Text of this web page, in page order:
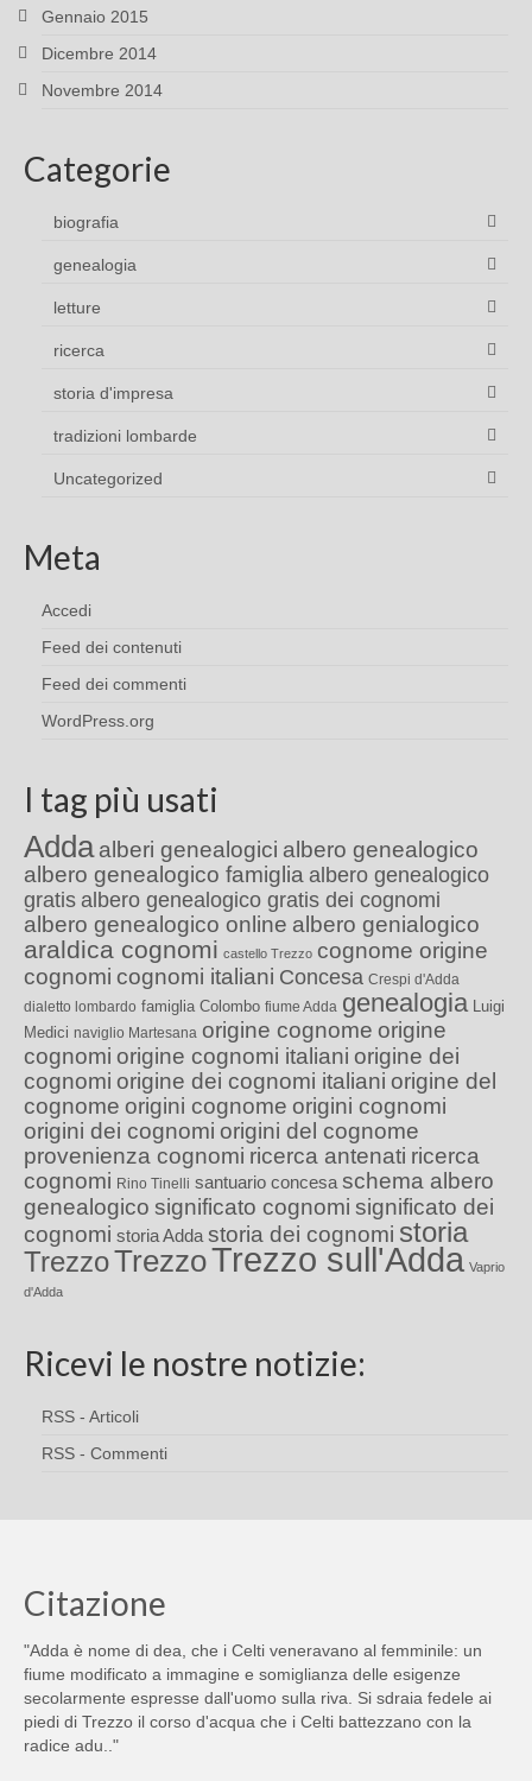
Gennaio 2015
Dicembre 2014
Novembre 2014
Categorie
biografia
genealogia
letture
ricerca
storia d'impresa
tradizioni lombarde
Uncategorized
Meta
Accedi
Feed dei contenuti
Feed dei commenti
WordPress.org
I tag più usati
Adda alberi genealogici albero genealogico
albero genealogico famiglia albero genealogico
gratis albero genealogico gratis dei cognomi
albero genealogico online albero genialogico
araldica cognomi castello Trezzo cognome origine
cognomi cognomi italiani Concesa Crespi d'Adda
dialetto lombardo famiglia Colombo fiume Adda genealogia Luigi
Medici naviglio Martesana origine cognome origine
cognomi origine cognomi italiani origine dei
cognomi origine dei cognomi italiani origine del
cognome origini cognome origini cognomi
origini dei cognomi origini del cognome
provenienza cognomi ricerca antenati ricerca
cognomi Rino Tinelli santuario concesa schema albero
genealogico significato cognomi significato dei
cognomi storia Adda storia dei cognomi storia
TrezzoTrezzoTrezzo sull'Adda Vaprio
d'Adda
Ricevi le nostre notizie:
RSS - Articoli
RSS - Commenti
Citazione
"Adda è nome di dea, che i Celti veneravano al femminile: un
fiume modificato a immagine e somiglianza delle esigenze
secolarmente espresse dall'uomo sulla riva. Si sdraia fedele ai
piedi di Trezzo il corso d'acqua che i Celti battezzano con la
radice adu.."